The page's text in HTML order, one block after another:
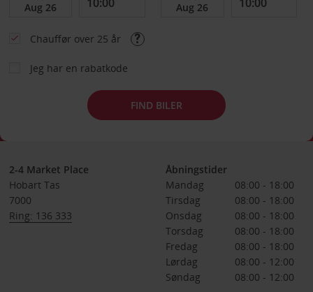
Chauffør over 25 år
Jeg har en rabatkode
FIND BILER
2-4 Market Place
Hobart Tas
7000
Ring: 136 333
Åbningstider
Mandag
08:00 - 18:00
Tirsdag
08:00 - 18:00
Onsdag
08:00 - 18:00
Torsdag
08:00 - 18:00
Fredag
08:00 - 18:00
Lørdag
08:00 - 12:00
Søndag
08:00 - 12:00